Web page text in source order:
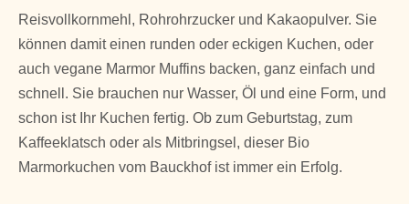
Reisvollkornmehl, Rohrohrzucker und Kakaopulver. Sie
können damit einen runden oder eckigen Kuchen, oder
auch vegane Marmor Muffins backen, ganz einfach und
schnell. Sie brauchen nur Wasser, Öl und eine Form, und
schon ist Ihr Kuchen fertig. Ob zum Geburtstag, zum
Kaffeeklatsch oder als Mitbringsel, dieser Bio
Marmorkuchen vom Bauckhof ist immer ein Erfolg.